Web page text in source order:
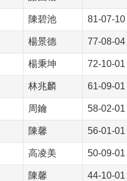
陳碧池 81-07-10
楊景德 77-08-04
楊秉坤 72-10-01
林兆麟 61-09-01
周鑰 58-02-01
陳馨 56-01-01
高凌美 50-09-01
陳馨 44-10-01